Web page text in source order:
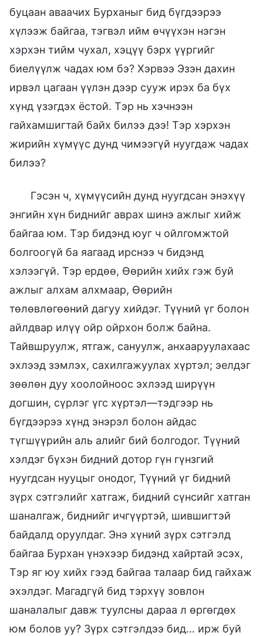
буцаан аваачих Бурханыг бид бүгдээрээ
хүлээж байгаа, тэгвэл ийм өчүүхэн нэгэн
хэрхэн тийм чухал, хэцүү бэрх үүргийг
биелүүлж чадах юм бэ? Хэрвээ Эзэн дахин
ирвэл цагаан үүлэн дээр сууж ирэх ба бүх
хүнд үзэгдэх ёстой. Тэр нь хэчнээн
гайхамшигтай байх билээ дээ! Тэр хэрхэн
жирийн хүмүүс дунд чимээгүй нуугдаж чадах
билээ?
Гэсэн ч, хүмүүсийн дунд нуугдсан энэхүү
энгийн хүн биднийг аврах шинэ ажлыг хийж
байгаа юм. Тэр бидэнд юуг ч ойлгомжтой
болгоогүй ба яагаад ирснээ ч бидэнд
хэлээгүй. Тэр ердөө, Өөрийн хийх гэж буй
ажлыг алхам алхмаар, Өөрийн
төлөвлөгөөний дагуу хийдэг. Түүний үг болон
айлдвар илүү ойр ойрхон болж байна.
Тайвшруулж, ятгаж, сануулж, анхааруулахаас
эхлээд зэмлэх, сахилгажуулах хүртэл; эелдэг
зөөлөн дуу хоолойноос эхлээд ширүүн
догшин, сүрлэг үгс хүртэл—тэдгээр нь
бүгдээрээ хүнд энэрэл болон айдас
түгшүүрийн аль алийг бий болгодог. Түүний
хэлдэг бүхэн бидний дотор гүн гүнзгий
нуугдсан нууцыг онодог, Түүний үг бидний
зүрх сэтгэлийг хатгаж, бидний сүнсийг хатган
шаналгаж, биднийг ичгүүртэй, шившигтэй
байдалд оруулдаг. Энэ хүний зүрх сэтгэлд
байгаа Бурхан үнэхээр бидэнд хайртай эсэх,
Тэр яг юу хийх гээд байгаа талаар бид гайхаж
эхэлдэг. Магадгүй бид тэрхүү зовлон
шаналалыг давж туулсны дараа л өргөгдөх
юм болов уу? Зүрх сэтгэлдээ бид… ирж буй